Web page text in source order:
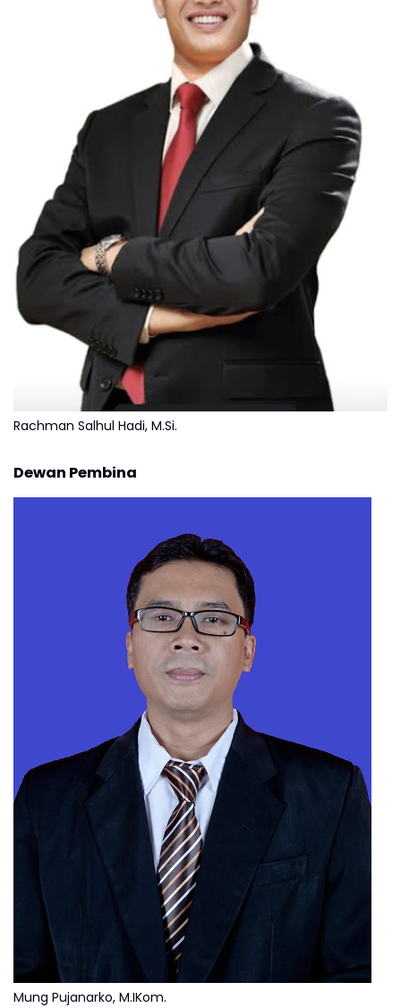
Rachman Salhul Hadi, M.Si.
Dewan Pembina
Mung Pujanarko, M.IKom.